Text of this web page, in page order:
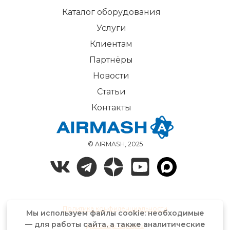
Денежные средства поступят на ваш счет в срок,
установленный вашим банком.
Возврат денежных средств возможен при условии: если
Вместо возврата денежных средств вы можете выбрать
или вернуть товар, пожалуйста, свяжитесь с
нами по телефону 8-800-7777-236 или
описанием сложившейся ситуации.
© AIRMASH, 2025
Каталог оборудования
Услуги
Клиентам
Партнёры
Новости
Статьи
Контакты
Политика конфиденциальности
Договор-оферта
Мы используем файлы cookie: необходимые
— для работы сайта, а также аналитические